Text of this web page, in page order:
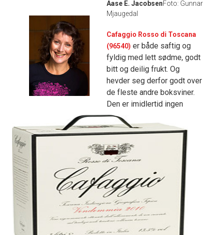
Aase E. JacobsenFoto: Gunnar
Mjaugedal
Cafaggio Rosso di Toscana
(96540) er både saftig og
fyldig med lett sødme, godt
bitt og deilig frukt. Og
hevder seg derfor godt over
de fleste andre boksviner.
Den er imidlertid ingen